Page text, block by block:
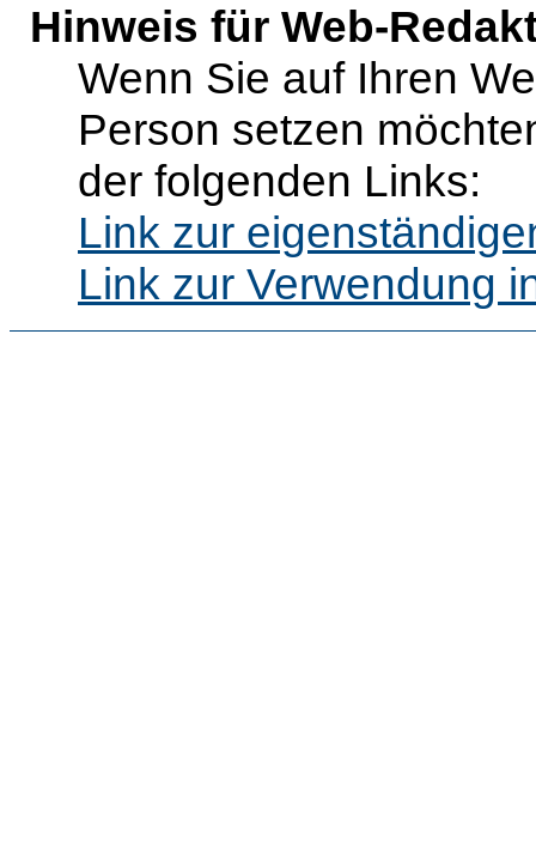
Hinweis für Web-
Wenn Sie auf Ihren
Person setzen
der folgenden Links:
Link zur
Link zur Verwendung